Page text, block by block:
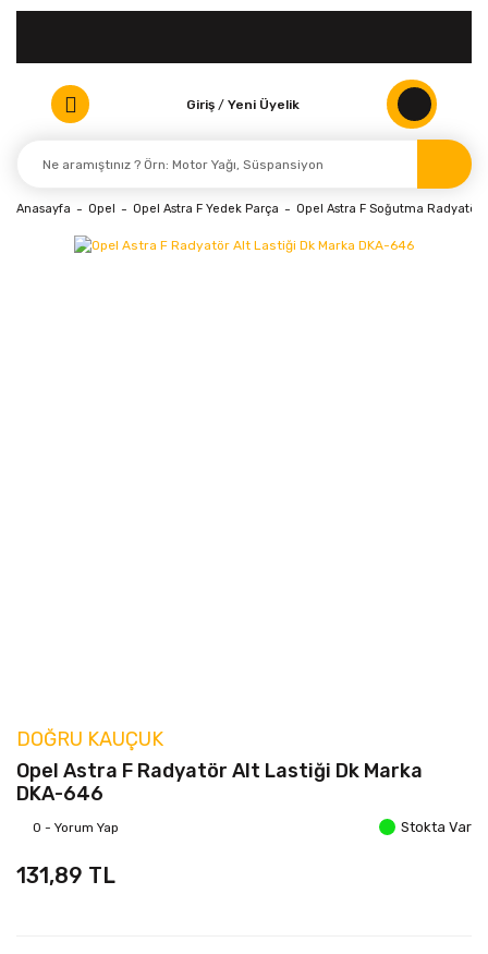
Giriş / Yeni Üyelik
Anasayfa Opel Opel Astra F Yedek Parça Opel Astra F Soğutma Radyatör
DOĞRU KAUÇUK
Opel Astra F Radyatör Alt Lastiği Dk Marka
DKA-646
0 - Yorum Yap Stokta Var
131,89 TL